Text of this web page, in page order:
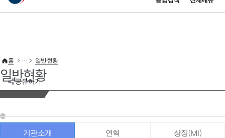
이 누리집은 대한민국 공식 전자정부 누리집입니다.
공유하기
홈 일반현황
일반현황
기관소개 연혁 상징(MI)